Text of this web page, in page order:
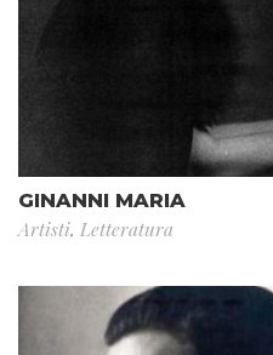
GINANNI MARIA
Artisti, Letteratura